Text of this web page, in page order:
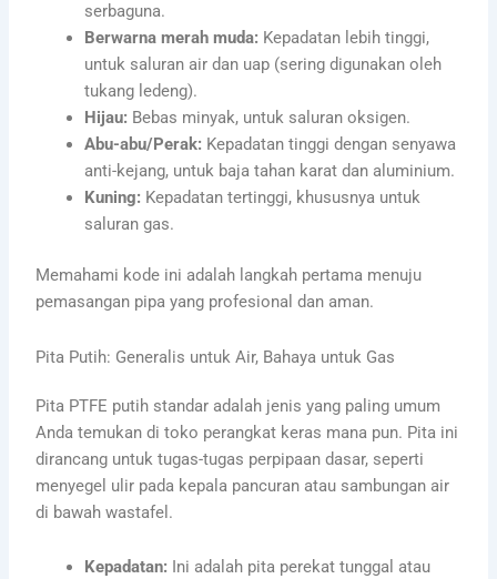
serbaguna.
Berwarna merah muda: Kepadatan lebih tinggi,
untuk saluran air dan uap (sering digunakan oleh
tukang ledeng).
Hijau: Bebas minyak, untuk saluran oksigen.
Abu-abu/Perak: Kepadatan tinggi dengan senyawa
anti-kejang, untuk baja tahan karat dan aluminium.
Kuning: Kepadatan tertinggi, khususnya untuk
saluran gas.
Memahami kode ini adalah langkah pertama menuju
pemasangan pipa yang profesional dan aman.
Pita Putih: Generalis untuk Air, Bahaya untuk Gas
Pita PTFE putih standar adalah jenis yang paling umum
Anda temukan di toko perangkat keras mana pun. Pita ini
dirancang untuk tugas-tugas perpipaan dasar, seperti
menyegel ulir pada kepala pancuran atau sambungan air
di bawah wastafel.
Kepadatan: Ini adalah pita perekat tunggal atau